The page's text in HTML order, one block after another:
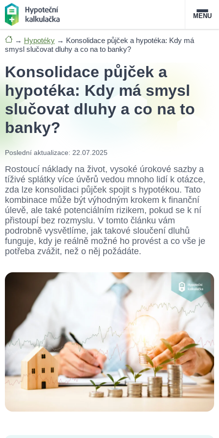
Nabídka hypoték
Magazín
Průvodce hypotékami
O službě FAQ Slovník pojmů
MENU
→ Hypotéky → Konsolidace půjček a hypotéka: Kdy má
smysl slučovat dluhy a co na to banky?
Konsolidace půjček a
hypotéka: Kdy má smysl
slučovat dluhy a co na to
banky?
Poslední aktualizace: 22.07.2025
Rostoucí náklady na život, vysoké úrokové sazby a
tíživé splátky více úvěrů vedou mnoho lidí k otázce,
zda lze konsolidaci půjček spojit s hypotékou. Tato
kombinace může být výhodným krokem k finanční
úlevě, ale také potenciálním rizikem, pokud se k ní
přistoupí bez rozmyslu. V tomto článku vám
podrobně vysvětlíme, jak takové sloučení dluhů
funguje, kdy je reálně možné ho provést a co vše je
potřeba zvážit, než o něj požádáte.